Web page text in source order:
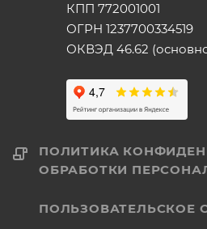
КПП 772001001
ОГРН 1237700334519
ОКВЭД 46.62
ПОЛИТИКА
ОБРАБОТКИ
ПОЛЬЗОВАТЕЛЬСКОЕ